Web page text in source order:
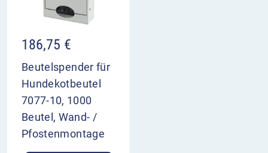
186,75 €
Beutelspender für
Hundekotbeutel
7077-10, 1000
Beutel, Wand- /
Pfostenmontage